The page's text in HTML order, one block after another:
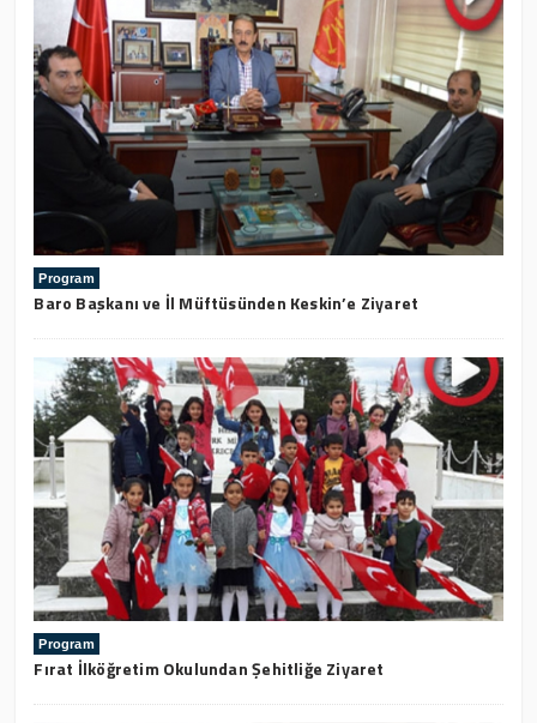
Program
Baro Başkanı ve İl Müftüsünden Keskin’e Ziyaret
Program
Fırat İlköğretim Okulundan Şehitliğe Ziyaret